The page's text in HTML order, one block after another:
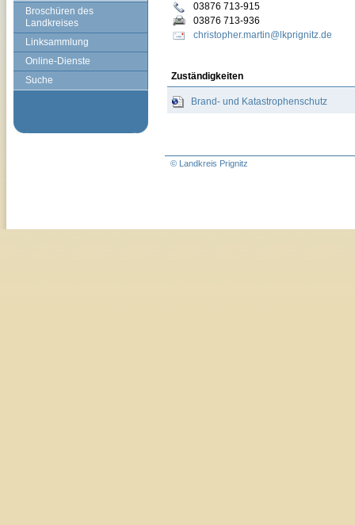
Broschüren des
Landkreises
Linksammlung
Online-Dienste
Suche
03876 713-915
03876 713-936
christopher.martin@lkprignitz.de
Zuständigkeiten
Brand- und Katastrophenschutz
© Landkreis Prignitz